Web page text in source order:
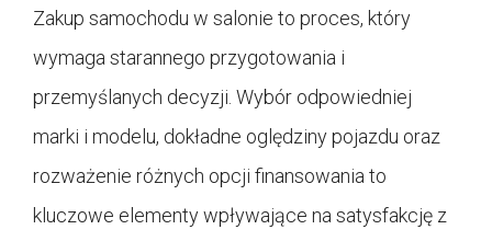
Zakup samochodu w salonie to proces, który
wymaga starannego przygotowania i
przemyślanych decyzji. Wybór odpowiedniej
marki i modelu, dokładne oględziny pojazdu oraz
rozważenie różnych opcji finansowania to
kluczowe elementy wpływające na satysfakcję z